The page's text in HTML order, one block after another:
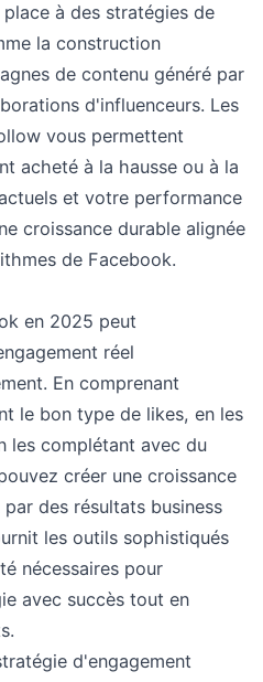
à des stratégies de
la construction
de contenu généré par
d'influenceurs. Les
vous permettent
acheté à la hausse ou à la
et votre performance
croissance durable alignée
de Facebook.
en 2025 peut
réel
En comprenant
le bon type de likes, en les
les complétant avec du
créer une croissance
des résultats business
les outils sophistiqués
nécessaires pour
avec succès tout en
d'engagement